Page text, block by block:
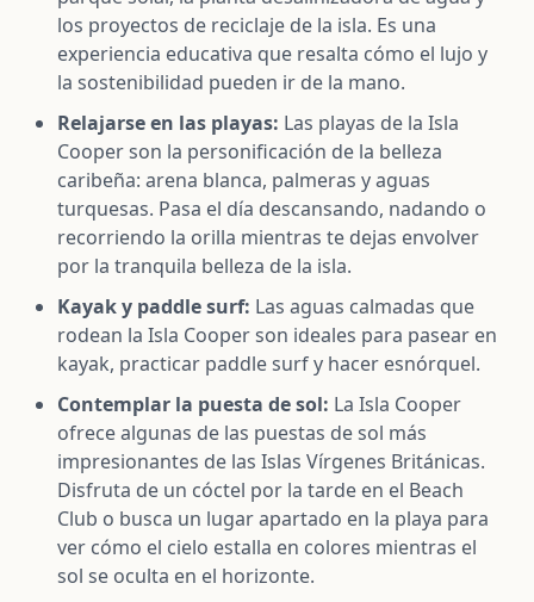
los proyectos de reciclaje de la isla. Es una
experiencia educativa que resalta cómo el lujo y
la sostenibilidad pueden ir de la mano.
Relajarse en las playas: Las playas de la Isla
Cooper son la personificación de la belleza
caribeña: arena blanca, palmeras y aguas
turquesas. Pasa el día descansando, nadando o
recorriendo la orilla mientras te dejas envolver
por la tranquila belleza de la isla.
Kayak y paddle surf: Las aguas calmadas que
rodean la Isla Cooper son ideales para pasear en
kayak, practicar paddle surf y hacer esnórquel.
Contemplar la puesta de sol: La Isla Cooper
ofrece algunas de las puestas de sol más
impresionantes de las Islas Vírgenes Británicas.
Disfruta de un cóctel por la tarde en el Beach
Club o busca un lugar apartado en la playa para
ver cómo el cielo estalla en colores mientras el
sol se oculta en el horizonte.